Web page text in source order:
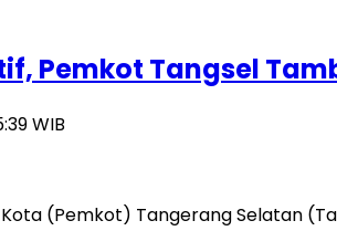
Pemkot Tangsel
WIB
Kota (Pemkot) Tangerang Selatan